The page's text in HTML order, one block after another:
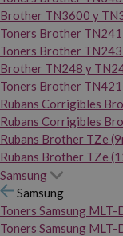
Brother TN3600 y
Toners Brother
Toners Brother
Brother TN248 y
Toners Brother
Rubans Corrigibles
Rubans Corrigibles
Rubans Brother TZe
Rubans Brother TZe
Samsung
Samsung
Toners Samsung MLT-
Toners Samsung